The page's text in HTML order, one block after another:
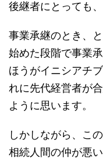
後継者にとっても
事業承継のとき、
始めた段階で事業
ほうがイニシアチ
れに先代経営者が
ように思います。
しかしながら、こ
相続人間の仲が悪